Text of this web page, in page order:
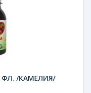
/КАМЕЛИЯ/